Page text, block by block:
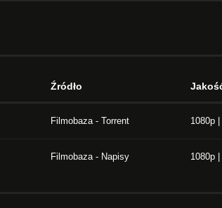
Źródło
Filmobaza - Torrent 1080p
Filmobaza - Napisy 1080p